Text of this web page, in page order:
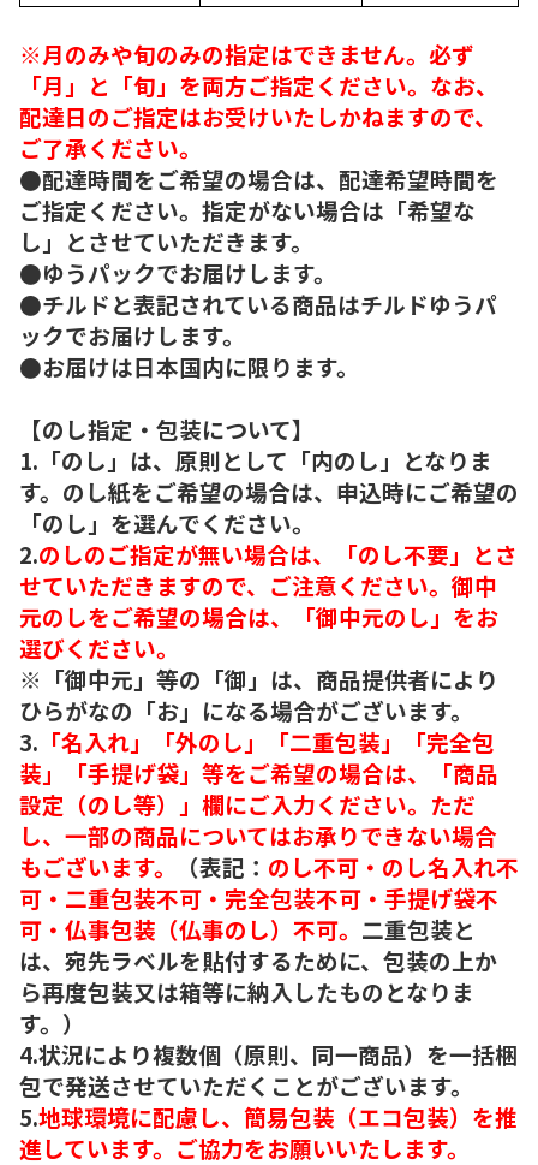
※月のみや旬のみの指定はできません。必ず
「月」と「旬」を両方ご指定ください。なお、
配達日のご指定はお受けいたしかねますので、
ご了承ください。
●配達時間をご希望の場合は、配達希望時間を
ご指定ください。指定がない場合は「希望な
し」とさせていただきます。
●ゆうパックでお届けします。
●チルドと表記されている商品はチルドゆうパ
ックでお届けします。
●お届けは日本国内に限ります。
【のし指定・包装について】
1.「のし」は、原則として「内のし」となりま
す。のし紙をご希望の場合は、申込時にご希望の
「のし」を選んでください。
2.のしのご指定が無い場合は、「のし不要」とさ
せていただきますので、ご注意ください。御中
元のしをご希望の場合は、「御中元のし」をお
選びください。
※「御中元」等の「御」は、商品提供者により
ひらがなの「お」になる場合がございます。
3. 「名入れ」「外のし」「二重包装」「完全包
装」「手提げ袋」等をご希望の場合は、「商品
設定（のし等）」欄にご入力ください。ただ
し、一部の商品についてはお承りできない場合
もございます。
（表記： のし不可・のし名入れ不
可・二重包装不可・完全包装不可・手提げ袋不
可・仏事包装（仏事のし）不可。 二重包装と
は、宛先ラベルを貼付するために、包装の上か
ら再度包装又は箱等に納入したものとなりま
す。）
4.状況により複数個（原則、同一商品）を一括梱
包で発送させていただくことがございます。
5.地球環境に配慮し、簡易包装（エコ包装）を推
進しています。ご協力をお願いいたします。